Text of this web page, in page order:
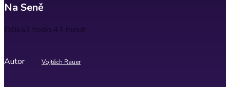
Na Seně
Délka3 hodin 41 minut
Autor Vojtěch Rauer